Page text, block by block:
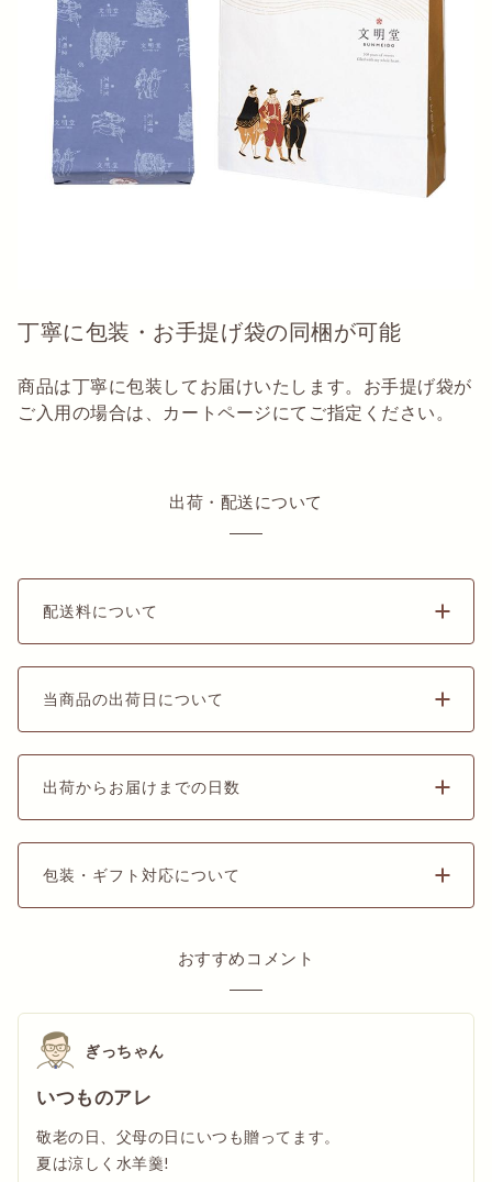
丁寧に包装・お手提げ袋の同梱が可能
商品は丁寧に包装してお届けいたします。お手提げ袋が
ご入用の場合は、カートページにてご指定ください。
出荷・配送について
配送料について
当商品の出荷日について
出荷からお届けまでの日数
包装・ギフト対応について
おすすめコメント
ぎっちゃん
いつものアレ
敬老の日、父母の日にいつも贈ってます。
夏は涼しく水羊羹!